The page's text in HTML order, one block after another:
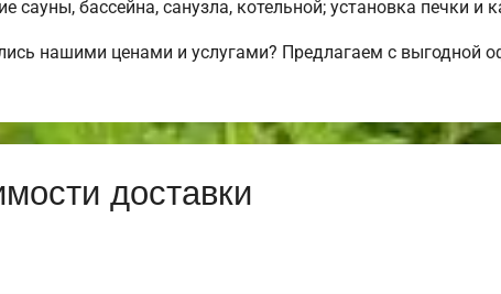
бассейна, санузла, котельной; установка печки и
нашими ценами и услугами? Предлагаем с выгодной
доставки